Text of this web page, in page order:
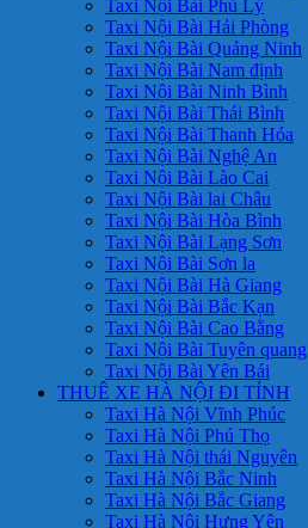
Taxi Nội Bài Phủ Lý
Taxi Nội Bài Hải Phòng
Taxi Nội Bài Quảng Ninh
Taxi Nội Bài Nam định
Taxi Nội Bài Ninh Bình
Taxi Nội Bài Thái Bình
Taxi Nội Bài Thanh Hóa
Taxi Nội Bài Nghệ An
Taxi Nội Bài Lào Cai
Taxi Nội Bài lai Châu
Taxi Nội Bài Hòa Bình
Taxi Nội Bài Lạng Sơn
Taxi Nội Bài Sơn la
Taxi Nội Bài Hà Giang
Taxi Nội Bài Bắc Kạn
Taxi Nội Bài Cao Bằng
Taxi Nội Bài Tuyên quang
Taxi Nội Bài Yên Bái
THUÊ XE HÀ NỘI ĐI TỈNH
Taxi Hà Nội Vĩnh Phúc
Taxi Hà Nội Phú Thọ
Taxi Hà Nội thái Nguyên
Taxi Hà Nội Bắc Ninh
Taxi Hà Nội Bắc Giang
Taxi Hà Nội Hưng Yên